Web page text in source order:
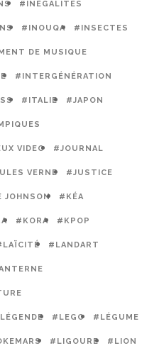
#INÉGALITÉS
#INOUQA #INSECTES
DE MUSIQUE
#INTERGÉNÉRATION
#ITALIE #JAPON
VIDEO #JOURNAL
VERNE #JUSTICE
JOHNSON #KÉA
#KORA #KPOP
#LANDART
#LEGO #LÉGUME
#LIGOURE #LION